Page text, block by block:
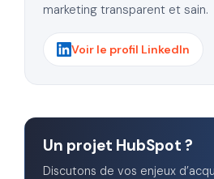
marketing transparent et sain.
Voir le profil LinkedIn
Un projet HubSpot ?
Discutons de vos enjeux